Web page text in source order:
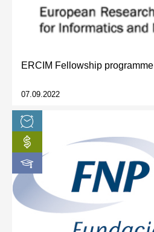
ERCIM Fellowship programme
07.09.2022